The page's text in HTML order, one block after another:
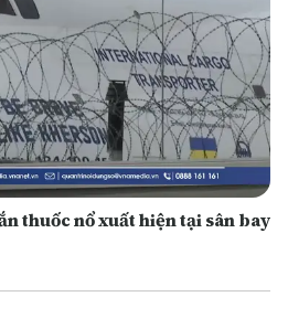
thuốc nổ xuất hiện tại sân bay